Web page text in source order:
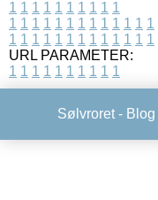
1 1 1 1 1 1 1 1 1 1
1 1 1 1 1 1 1 1 1 1 1 1 1
1 1 1 1 1 1 1 1 1 1 1 1 1
URL PARAMETER:
1 1 1 1 1 1 1 1 1 1
Sølvroret - Blog